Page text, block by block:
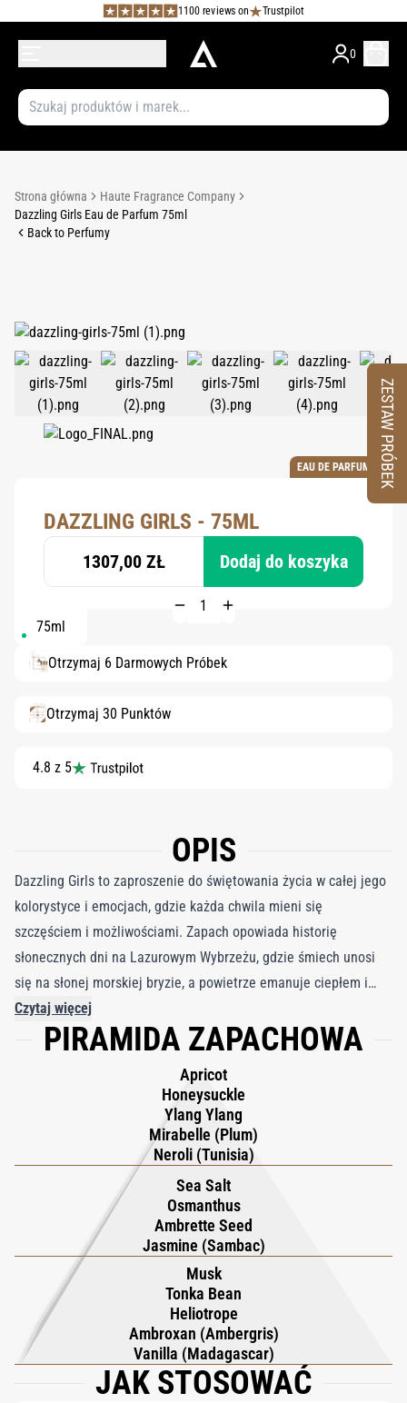
1100 reviews on Trustpilot
0
Strona główna
Haute Fragrance Company
Dazzling Girls Eau de Parfum 75ml
Back to Perfumy
EAU DE PARFUM
DAZZLING GIRLS - 75ML
1307,00 ZŁ Dodaj do koszyka
75ml
Otrzymaj 6 Darmowych Próbek
Otrzymaj 30 Punktów
4.8 z 5
OPIS
Dazzling Girls to zaproszenie do świętowania życia w całej jego
kolorystyce i emocjach, gdzie każda chwila mieni się
szczęściem i możliwościami. Zapach opowiada historię
słonecznych dni na Lazurowym Wybrzeżu, gdzie śmiech unosi
się na słonej morskiej bryzie, a powietrze emanuje ciepłem i
ekscytacją. Każdy spray oddaje uczucie wkroczenia w świat,
który wydaje się jaśniejszy, swobodniejszy i nieskończenie
przyjemności i promiennej kobiecości. Zapach otwiera się
soczystą eksplozją moreli i śliwki mirabelki, złagodzonych
neroli, wiciokrzewem i ylang-ylang, nadając świetlisty, kwiatowo-
owocowy blask. W sercu zapachu osmantus i jaśmin wielkolistny
kwitną wraz z akordem soli morskiej i ambrette, dodając
zmysłowej głębi i nadmorskiej świeżości. Baza przechodzi w
kremową ścieżkę wanilii, fasoli tonka, piżma gruszkowego,
ambroksanu i heliotropu, pozostawiając miękki, nieodparty
podpis, który utrzymuje się jak piękne, skąpane w słońcu
wspomnienie.
Czytaj więcej
PIRAMIDA ZAPACHOWA
Apricot
Honeysuckle
Ylang Ylang
Mirabelle (Plum)
Neroli (Tunisia)
Sea Salt
Osmanthus
Ambrette Seed
Jasmine (Sambac)
Musk
Tonka Bean
Heliotrope
Ambroxan (Ambergris)
Vanilla (Madagascar)
JAK STOSOWAĆ
ZESTAW PRÓBEK